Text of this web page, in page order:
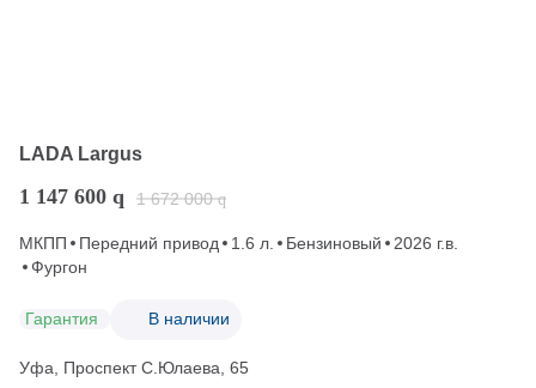
LADA Largus
1 147 600 q 1 672 000 q
МКПП Передний привод 1.6 л. Бензиновый
2026 г.в.
Фургон
Гарантия В наличии
Уфа, Проспект С.Юлаева, 65